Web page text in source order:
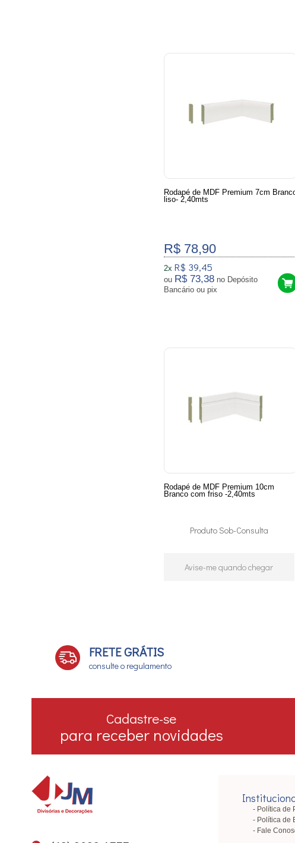
Rodapé de MDF Premium 7cm
liso- 2,40mts
R$ 78,90
2x R$ 39,45
ou R$ 73,38 no Depósito
Bancário ou pix
Rodapé de MDF Premium 10cm
Branco com friso -2,40mts
Produto Sob-Consulta
Avise-me quando chegar
FRETE GRÁTIS
consulte o regulamento
Cadastre-se
para receber novidades
Política de
Política de
Fale